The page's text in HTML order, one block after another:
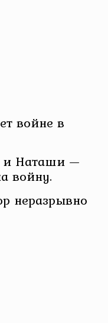
войне в
и Наташи —
войну.
неразрывно